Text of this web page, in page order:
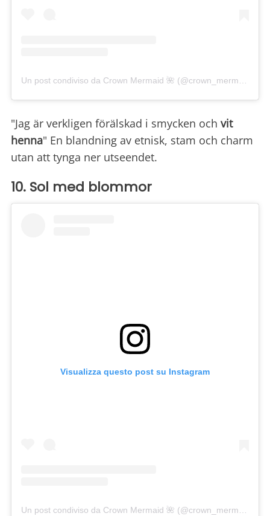
"Jag är verkligen förälskad i smycken och vit
henna" En blandning av etnisk, stam och charm
utan att tynga ner utseendet.
10. Sol med blommor
Visualizza questo post su Instagram
Un post condiviso da Crown Mermaid 🌺 (@crown_mermaid)